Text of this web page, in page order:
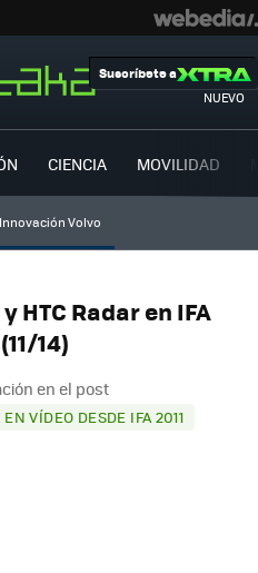
NUEVO
Suscríbete a
CIENCIA MOVILIDAD
Innovación Volvo
HTC Radar en IFA
14)
en el post
VÍDEO DESDE IFA 2011